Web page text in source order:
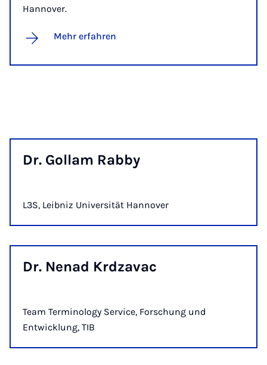
Hannover.
Mehr erfahren
Dr. Gol­lam Rab­by
L3S, Leibniz Universität Hannover
Dr. Ne­nad Krd­za­vac
Team Terminology Service, Forschung und
Entwicklung, TIB